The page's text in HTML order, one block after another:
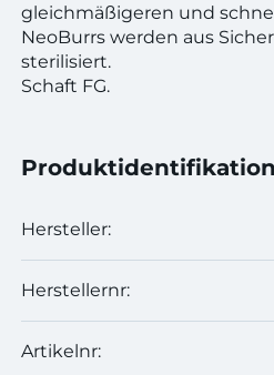
gleichmäßigeren und
NeoBurrs werden aus
sterilisiert.
Schaft FG.
Produktidentifikation
Hersteller:
Herstellernr:
Artikelnr: